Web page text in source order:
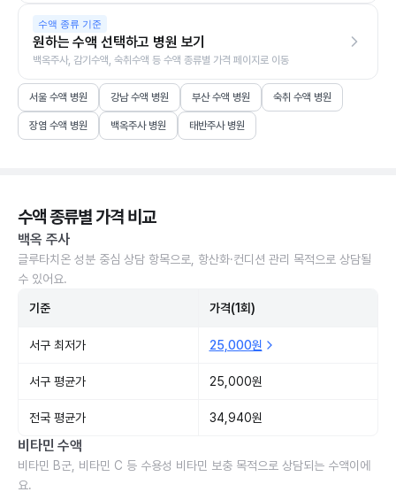
수액 종류 기준
원하는 수액 선택하고 병원 보기
백옥주사, 감기수액, 숙취수액 등 수액 종류별 가격 페이지로 이동
서울 수액 병원 강남 수액 병원 부산 수액 병원 숙취 수액 병원
장염 수액 병원 백옥주사 병원 태반주사 병원
수액 종류별 가격 비교
백옥 주사
글루타치온 성분 중심 상담 항목으로, 항산화·컨디션 관리 목적으로 상담될
수 있어요.
기준 가격(1회)
서구 최저가 25,000원
서구 평균가 25,000원
전국 평균가 34,940원
비타민 수액
비타민 B군, 비타민 C 등 수용성 비타민 보충 목적으로 상담되는 수액이에
요.